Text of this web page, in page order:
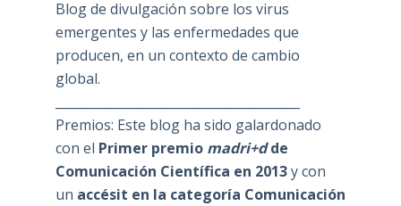
Blog de divulgación sobre los virus
emergentes y las enfermedades que
producen, en un contexto de cambio
global.
Premios: Este blog ha sido galardonado
con el Primer premio madri+dde
Comunicación Científica en 2013y con
un accésit en la categoría Comunicación